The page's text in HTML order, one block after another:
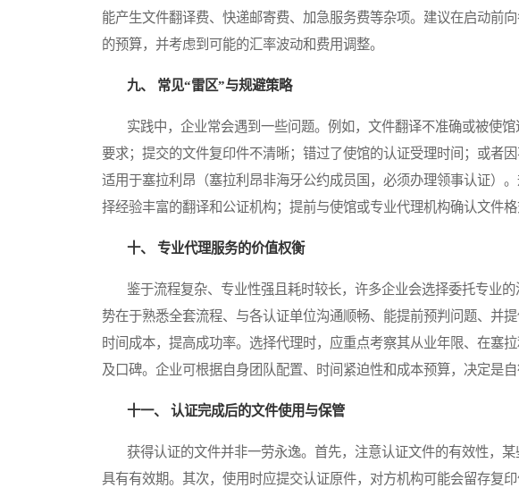
能产生文件翻译费、快递邮寄费、加急服务费等杂项。建议在启动前
的预算，并考虑到可能的汇率波动和费用调整。
九、 常见“雷区”与规避策略
实践中，企业常会遇到一些问题。例如，文件翻译不准确或被使馆
要求；提交的文件复印件不清晰；错过了使馆的认证受理时间；或者
适用于塞拉利昂（塞拉利昂非海牙公约成员国，必须办理领事认证）
择经验丰富的翻译和公证机构；提前与使馆或专业代理机构确认文件
十、 专业代理服务的价值权衡
鉴于流程复杂、专业性强且耗时较长，许多企业会选择委托专业的
势在于熟悉全套流程、与各认证单位沟通顺畅、能提前预判问题、并
时间成本，提高成功率。选择代理时，应重点考察其从业年限、在塞
及口碑。企业可根据自身团队配置、时间紧迫性和成本预算，决定是自
十一、 认证完成后的文件使用与保管
获得认证的文件并非一劳永逸。首先，注意认证文件的有效性，某
具有有效期。其次，使用时应提交认证原件，对方机构可能会留存复